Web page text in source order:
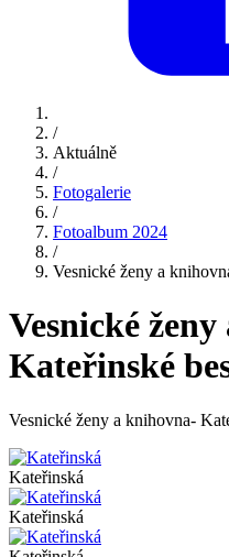
/
Aktuálně
/
Fotogalerie
/
Fotoalbum 2024
/
Vesnické ženy a
Vesnické
Kateřinské
Vesnické ženy a knihovna-
Kateřinská
Kateřinská